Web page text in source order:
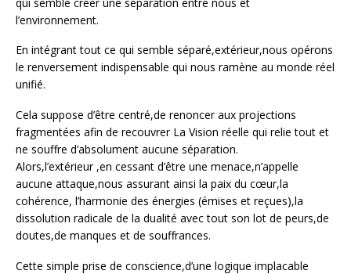
l’environnement.
En intégrant tout ce qui semble séparé,extérieur,nous opérons
le renversement indispensable qui nous ramène au monde réel
unifié.
Cela suppose d’être centré,de renoncer aux projections
fragmentées afin de recouvrer La Vision réelle qui relie tout et
ne souffre d’absolument aucune séparation.
Alors,l’extérieur ,en cessant d’être une menace,n’appelle
aucune attaque,nous assurant ainsi la paix du cœur,la
cohérence, l’harmonie des énergies (émises et reçues),la
dissolution radicale de la dualité avec tout son lot de peurs,de
doutes,de manques et de souffrances.
Cette simple prise de conscience,d’une logique implacable